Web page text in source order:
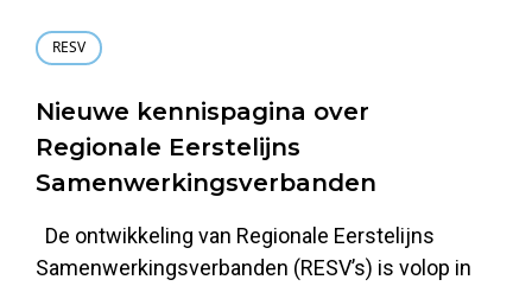
RESV
Nieuwe kennispagina over
Regionale Eerstelijns
Samenwerkingsverbanden
De ontwikkeling van Regionale Eerstelijns
Samenwerkingsverbanden (RESV’s) is volop in